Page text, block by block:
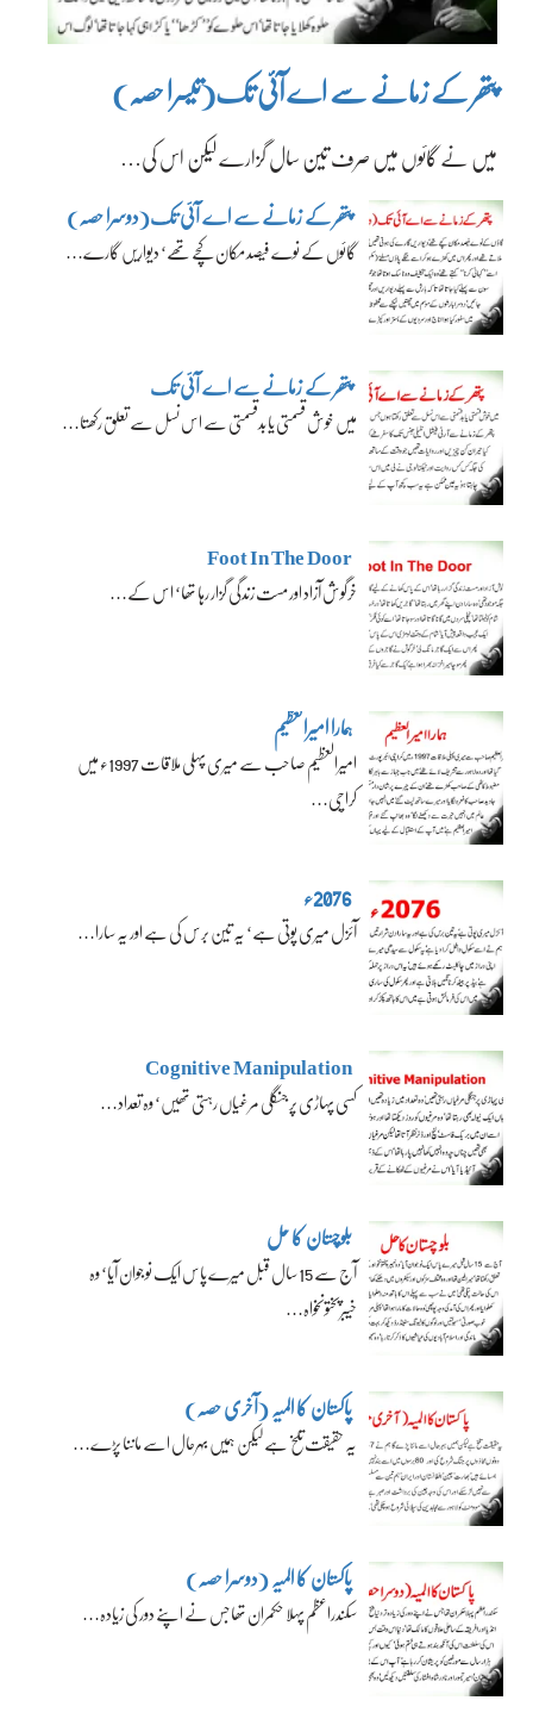
پتھر کے زمانے سے اے آئی تک(تیسرا حصہ)
میں نے گائوں میں صرف تین سال گزارے لیکن اس کی…
پتھر کے زمانے سے اے آئی تک(دوسرا حصہ)
گائوں کے نوے فیصد مکان کچے تھے‘ دیواریں گارے…
پتھر کے زمانے سے اے آئی تک
میں خوش قسمتی یا بدقسمتی سے اس نسل سے تعلق رکھتا…
Foot In The Door
خرگوش آزاد اور مست زندگی گزار رہا تھا‘ اس کے…
ہمارا امیرالعظیم
امیرالعظیم صاحب سے میری پہلی ملاقات 1997ء میں
کراچی…
2076ء
آئزل میری پوتی ہے‘ یہ تین برس کی ہے اور یہ سارا…
Cognitive Manipulation
کسی پہاڑی پر جنگلی مرغیاں رہتی تھیں‘ وہ تعداد…
بلوچستان کا حل
آج سے 15 سال قبل میرے پاس ایک نوجوان آیا‘ وہ
خیبرپختونخواہ…
پاکستان کا المیہ (آخری حصہ)
یہ حقیقت تلخ ہے لیکن ہمیں بہرحال اسے ماننا پڑے…
پاکستان کا المیہ (دوسرا حصہ)
سکندراعظم پہلا حکمران تھا جس نے اپنے دور کی زیادہ…